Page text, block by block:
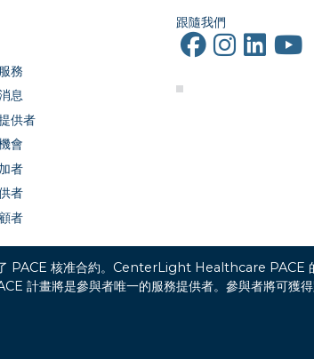
務
息
供者
會
者
者
者
跟隨我們
PACE 核准合約。CenterLight Healthcare PACE
計畫將是參與者唯一的服務提供者。參與者將可獲